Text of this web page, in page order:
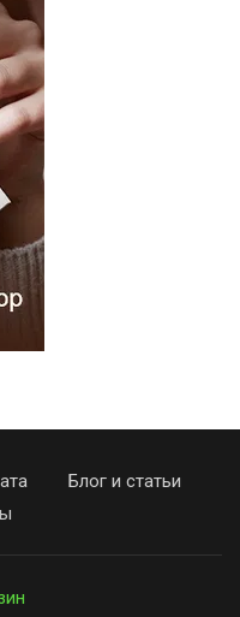
Блог и статьи